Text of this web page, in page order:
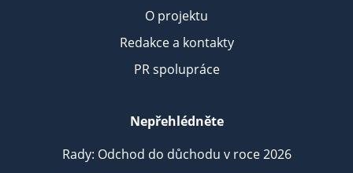
O projektu
Redakce a kontakty
PR spolupráce
Nepřehlédněte
Rady: Odchod do důchodu v roce 2026